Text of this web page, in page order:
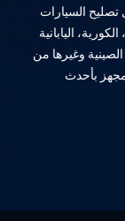
تصليح السيارات
اليابانية
الصينية وغيرها من
بأحدث